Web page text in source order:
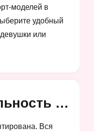
моделей в
удобный
или
Конфиденциальность и анонимность
Вся